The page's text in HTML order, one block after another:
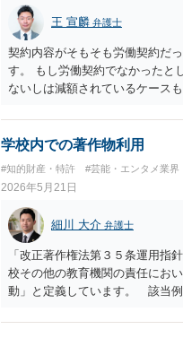
王 宣麟 弁護士
契約内容がそもそも労働契約だ
す。 もし労働契約でなかったと
ないしは減額されているケース
的なアドバイスは難しいように
学校内での著作物利用
#知的財産・特許 #芸能・エンタメ業界
2026年5月21日
細川 大介 弁護士
「改正著作権法第３５条運用指
校その他の教育機関の責任にお
動」と定義しています。 該当
列挙しています。 本件をこれに